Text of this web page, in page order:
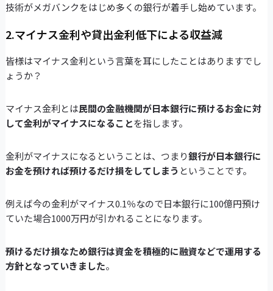
技術がメガバンクをはじめ多くの銀行が着手し始めています。
2.マイナス金利や貸出金利低下による収益減
皆様はマイナス金利という言葉を耳にしたことはありますでし
ょうか？
マイナス金利とは民間の金融機関が日本銀行に預けるお金に対
して金利がマイナスになることを指します。
金利がマイナスになるということは、つまり銀行が日本銀行に
お金を預ければ預けるだけ損をしてしまう ということです。
例えば今の金利がマイナス0.1％なので日本銀行に100億円預け
ていた場合1000万円が引かれることになります。
預けるだけ損なため銀行は資金を積極的に融資などで運用する
方針となっていきました。